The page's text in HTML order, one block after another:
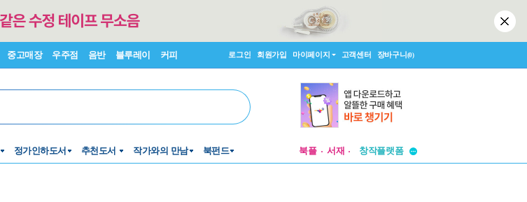
중고매장 우주점 음반 블루레이 커피 로그인 회원가입 마이페이지 고객센터 장바구니(0)
정가인하도서 추천도서 작가와의 만남 북펀드 북플 서재
창작플랫폼